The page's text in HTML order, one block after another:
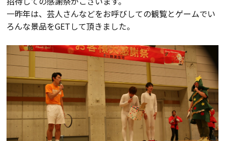
おすすめ分譲地
手間ひまかけた家づくり
KATSUMIの標準仕様 和暮-なごみ-
素材とデザイン
耐震性能+制震性能
一昨年は、芸人さんなどをお呼びしての観覧とゲームでい
ろんな景品をGETして頂きました。